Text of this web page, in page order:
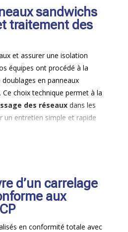
sandwichs
traitement des
et assurer une isolation
équipes ont procédé à la
en panneaux
choix technique permet à la
des réseauxdans les
un entretien simple et rapide
d’un carrelage
aux
en conformité totale avec